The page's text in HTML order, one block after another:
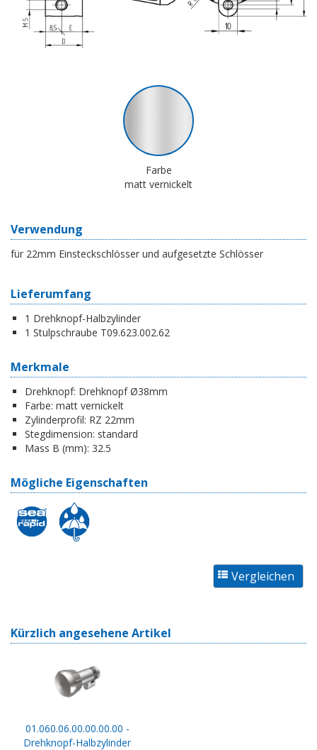
Farbe
matt vernickelt
Verwendung
für 22mm Einsteckschlösser und aufgesetzte Schlösser
Lieferumfang
1 Drehknopf-Halbzylinder
1 Stulpschraube T09.623.002.62
Merkmale
Drehknopf: Drehknopf Ø38mm
Farbe: matt vernickelt
Zylinderprofil: RZ 22mm
Stegdimension: standard
Mass B (mm): 32.5
Mögliche Eigenschaften
Kürzlich angesehene Artikel
01.060.06.00.00.00.00 -
Drehknopf-Halbzylinder